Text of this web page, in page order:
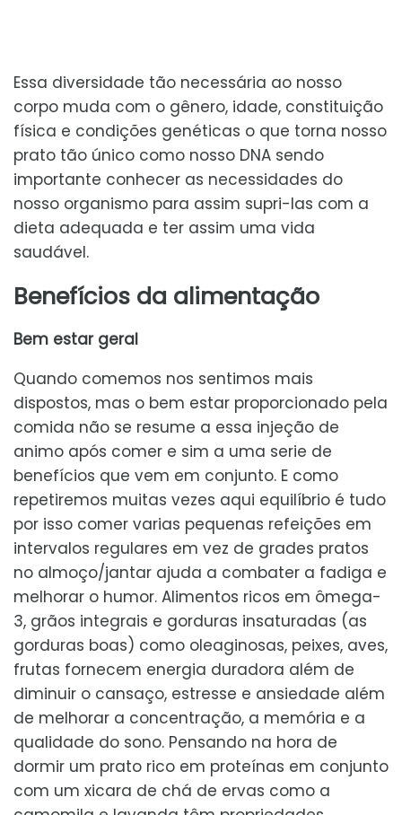
Essa diversidade tão necessária ao nosso
corpo muda com o gênero, idade, constituição
física e condições genéticas o que torna nosso
prato tão único como nosso DNA sendo
importante conhecer as necessidades do
nosso organismo para assim supri-las com a
dieta adequada e ter assim uma vida
saudável.
Benefícios da alimentação
Bem estar geral
Quando comemos nos sentimos mais
dispostos, mas o bem estar proporcionado pela
comida não se resume a essa injeção de
animo após comer e sim a uma serie de
benefícios que vem em conjunto. E como
repetiremos muitas vezes aqui equilíbrio é tudo
por isso comer varias pequenas refeições em
intervalos regulares em vez de grades pratos
no almoço/jantar ajuda a combater a fadiga e
melhorar o humor. Alimentos ricos em ômega-
3, grãos integrais e gorduras insaturadas (as
gorduras boas) como oleaginosas, peixes, aves,
frutas fornecem energia duradora além de
diminuir o cansaço, estresse e ansiedade além
de melhorar a concentração, a memória e a
qualidade do sono. Pensando na hora de
dormir um prato rico em proteínas em conjunto
com um xicara de chá de ervas como a